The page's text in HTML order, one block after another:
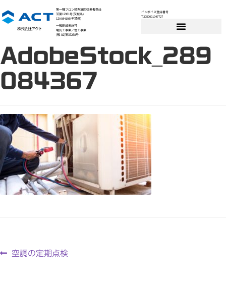
株式会社アクト
第一種フロン類充填回収業者登録
茨第12981号(茨城県)
12A084193(千葉県)
一般建設業許可
電気工事業／管工事業
(般-02)第37258号
インボイス登録番号
T3050001047727
AdobeStock_289
084367
空調の定期点検